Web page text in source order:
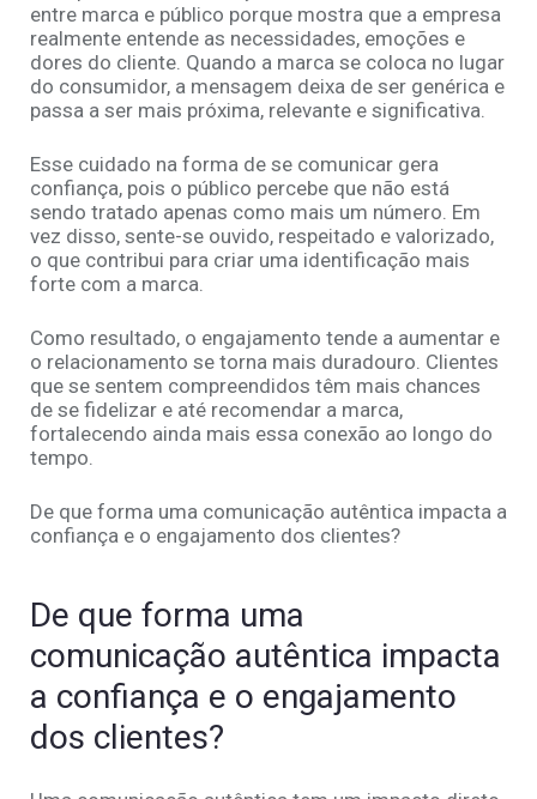
entre marca e público porque mostra que a empresa
realmente entende as necessidades, emoções e
dores do cliente. Quando a marca se coloca no lugar
do consumidor, a mensagem deixa de ser genérica e
passa a ser mais próxima, relevante e significativa.
Esse cuidado na forma de se comunicar gera
confiança, pois o público percebe que não está
sendo tratado apenas como mais um número. Em
vez disso, sente-se ouvido, respeitado e valorizado,
o que contribui para criar uma identificação mais
forte com a marca.
Como resultado, o engajamento tende a aumentar e
o relacionamento se torna mais duradouro. Clientes
que se sentem compreendidos têm mais chances
de se fidelizar e até recomendar a marca,
fortalecendo ainda mais essa conexão ao longo do
tempo.
De que forma uma comunicação autêntica impacta a
confiança e o engajamento dos clientes?
De que forma uma
comunicação autêntica impacta
a confiança e o engajamento
dos clientes?